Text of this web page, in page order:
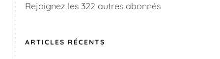
Rejoignez les 322 autres abonnés
ARTICLES RÉCENTS